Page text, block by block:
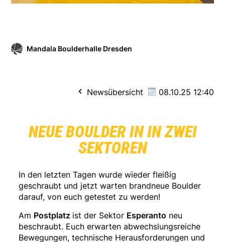
Mandala Boulderhalle Dresden
Newsübersicht 08.10.25 12:40
NEUE BOULDER IN IN ZWEI
SEKTOREN
In den letzten Tagen wurde wieder fleißig
geschraubt und jetzt warten brandneue Boulder
darauf, von euch getestet zu werden!
Am Postplatz ist der Sektor Esperanto neu
beschraubt. Euch erwarten abwechslungsreiche
Bewegungen, technische Herausforderungen und